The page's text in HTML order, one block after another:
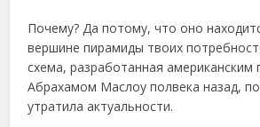
Почему? Да потому, что оно
вершине пирамиды твоих
схема, разработанная американским
Абрахамом Маслоу полвека назад,
утратила актуальности.